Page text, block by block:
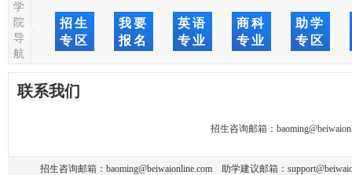
学
院
导
航
招生
专区
我要
报名
英语
专业
商科
专业
助学
专区
联系我们
招生咨询邮箱：
招生咨询邮箱： baoming@beiwaionline.com 助学建议邮箱：